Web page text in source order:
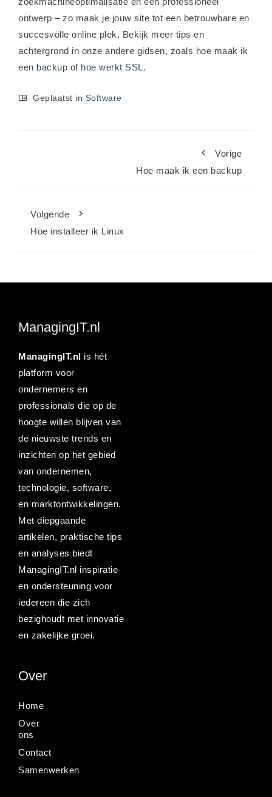
ontwerp – zo maak je jouw site tot een betrouwbare en
succesvolle online plek. Bekijk meer tips en
achtergrond in onze andere gidsen, zoals hoe maak ik
een backup of hoe werkt SSL.
Geplaatst in Software
Vorige
Hoe maak ik een backup
Volgende
Hoe installeer ik Linux
ManagingIT.nl
ManagingIT.nl is hét
platform voor
ondernemers en
professionals die op de
hoogte willen blijven van
de nieuwste trends en
inzichten op het gebied
van ondernemen,
technologie, software,
en marktontwikkelingen.
Met diepgaande
artikelen, praktische tips
en analyses biedt
ManagingIT.nl inspiratie
en ondersteuning voor
iedereen die zich
bezighoudt met innovatie
en zakelijke groei.
Over
Home
Over
ons
Contact
Samenwerken